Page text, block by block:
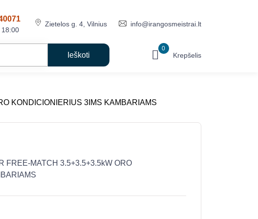
18:00
Zietelos g. 4, Vilnius info@irangosmeistrai.lt
0
Krepšelis
KONDICIONIERIUS 3IMS KAMBARIAMS
FREE-MATCH 3.5+3.5+3.5kW ORO